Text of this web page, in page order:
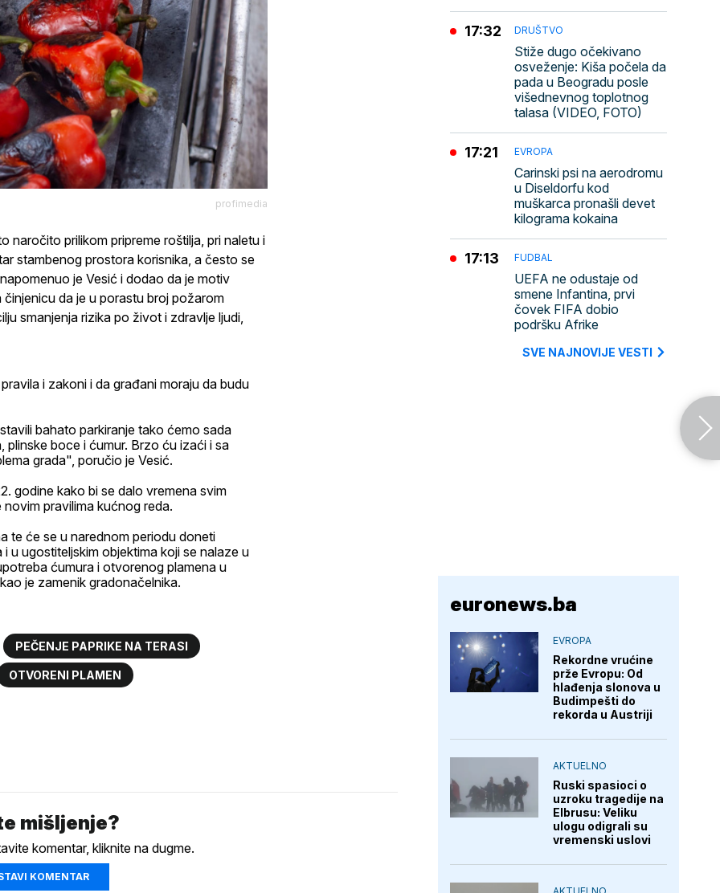
profimedia
naročito prilikom pripreme roštilja, pri naletu i
stambenog prostora korisnika, a često se
je Vesić i dodao da je motiv
da je u porastu broj požarom
smanjenja rizika po život i zdravlje ljudi,
i zakoni i da građani moraju da budu
bahato parkiranje tako ćemo sada
plinske boce i ćumur. Brzo ću izaći i sa
grada", poručio je Vesić.
godine kako bi se dalo vremena svim
novim pravilima kućnog reda.
te će se u narednom periodu doneti
u ugostiteljskim objektima koji se nalaze u
ćumura i otvorenog plamena u
je zamenik gradonačelnika.
PEČENJE PAPRIKE NA TERASI
OTVORENI PLAMEN
mišljenje?
komentar, kliknite na dugme.
KOMENTAR
DRUŠTVO
Stiže dugo očekivano
osveženje: Kiša počela da
pada u Beogradu posle
višednevnog toplotnog
talasa (VIDEO, FOTO)
17:32
EVROPA
Carinski psi na aerodromu
u Diseldorfu kod
muškarca pronašli devet
kilograma kokaina
17:21
FUDBAL
UEFA ne odustaje od
smene Infantina, prvi
čovek FIFA dobio
podršku Afrike
17:13
SVE NAJNOVIJE VESTI
euronews.ba
EVROPA
Rekordne vrućine
prže Evropu: Od
hlađenja slonova u
Budimpešti do
rekorda u Austriji
AKTUELNO
Ruski spasioci o
uzroku tragedije na
Elbrusu: Veliku
ulogu odigrali su
vremenski uslovi